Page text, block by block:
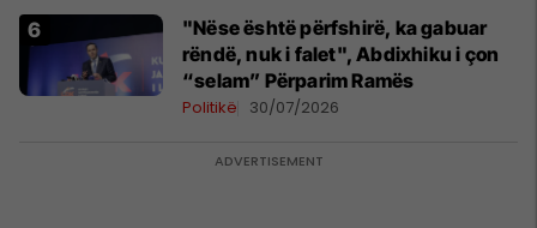
"Nëse është përfshirë, ka gabuar
rëndë, nuk i falet", Abdixhiku i çon
“selam” Përparim Ramës
Politikë 30/07/2026